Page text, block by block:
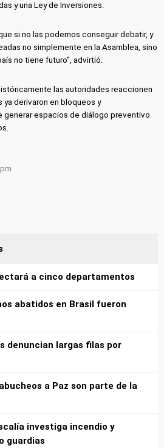
y una Ley de Inversiones.
si no las podemos conseguir debatir, y
no simplemente en la Asamblea, sino
no tiene futuro”, advirtió.
las autoridades reaccionen
derivaron en bloqueos y
generar espacios de diálogo preventivo
a cinco departamentos
abatidos en Brasil fueron
denuncian largas filas por
a Paz son parte de la
investiga incendio y
guardias